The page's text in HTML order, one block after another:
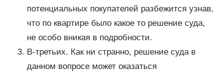
потенциальных покупателей разбежится узнав,
что по квартире было какое то решение суда,
не особо вникая в подробности.
В-третьих. Как ни странно, решение суда в
данном вопросе может оказаться